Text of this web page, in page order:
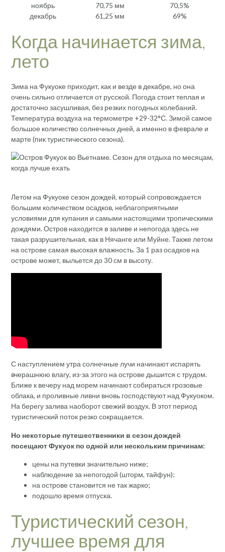
ноябрь
70,75 мм
70,5%
декабрь
61,25 мм 69%
Когда начинается зима,
лето
Зима на Фукуоке приходит, как и везде в декабре, но она
очень сильно отличается от русской. Погода стоит теплая и
достаточно засушливая, без резких погодных колебаний.
Температура воздуха на термометре +29-32°С. Зимой самое
большое количество солнечных дней, а именно в феврале и
марте (пик туристического сезона).
Летом на Фукуоке сезон дождей, который сопровождается
большим количеством осадков, неблагоприятными
условиями для купания и самыми настоящими тропическими
дождями. Остров находится в заливе и непогода здесь не
такая разрушительная, как в Нячанге или Муйне. Также летом
на острове самая высокая влажность. За 1 раз осадков на
острове может, выльется до 30 см в высоту.
С наступлением утра солнечные лучи начинают испарять
вчерашнюю влагу, из-за этого на острове дышится с трудом.
Ближе к вечеру над морем начинают собираться грозовые
облака, и проливные ливни вновь господствуют над Фукуоком.
На берегу залива наоборот свежий воздух. В этот период
туристический поток резко сокращается.
Но некоторые путешественники в сезон дождей
посещают Фукуок по одной или нескольким причинам:
цены на путевки значительно ниже;
наблюдение за непогодой (шторм, тайфун);
на острове становится не так жарко;
подошло время отпуска.
Туристический сезон,
лучшее время для